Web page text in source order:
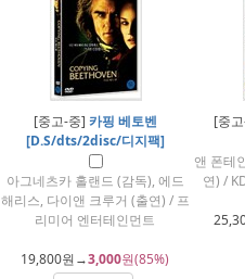
[중고-중] 카핑 베토벤
[D.S/dts/2disc/디지팩]
아그네츠카 홀랜드 (감독), 에드
해리스, 다이앤 크루거 (출연) / 프
리미어 엔터테인먼트
19,800원→3,000원(85%)
[중
앤 폰테
연) /